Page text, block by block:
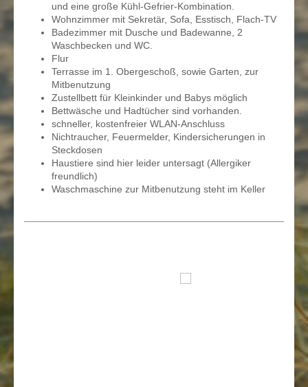
und eine große Kühl-Gefrier-Kombination.
Wohnzimmer mit Sekretär, Sofa, Esstisch, Flach-TV
Badezimmer mit Dusche und Badewanne, 2
Waschbecken und WC.
Flur
Terrasse im 1. Obergeschoß, sowie Garten, zur
Mitbenutzung
Zustellbett für Kleinkinder und Babys möglich
Bettwäsche und Hadtücher sind vorhanden.
schneller, kostenfreier WLAN-Anschluss
Nichtraucher, Feuermelder, Kindersicherungen in
Steckdosen
Haustiere sind hier leider untersagt (Allergiker
freundlich)
Waschmaschine zur Mitbenutzung steht im Keller